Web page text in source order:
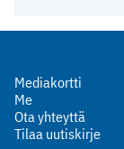
Mediakortti
Me
Ota yhteyttä
Tilaa uutiskirje